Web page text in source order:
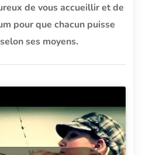
de vous accueillir et de
pour que chacun puisse
ses moyens.